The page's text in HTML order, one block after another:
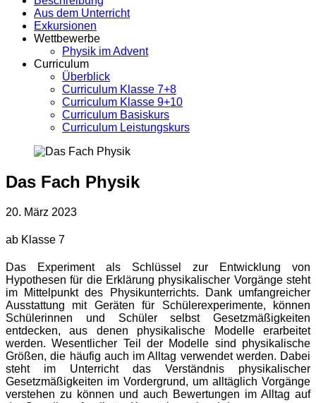
Aus dem Unterricht
Exkursionen
Wettbewerbe
Physik im Advent
Curriculum
Überblick
Curriculum Klasse 7+8
Curriculum Klasse 9+10
Curriculum Basiskurs
Curriculum Leistungskurs
Das Fach Physik
20. März 2023
ab Klasse 7
Das Experiment als Schlüssel zur Entwicklung von
Hypothesen für die Erklärung physikalischer Vorgänge steht
im Mittelpunkt des Physikunterrichts. Dank umfangreicher
Ausstattung mit Geräten für Schülerexperimente, können
Schülerinnen und Schüler selbst Gesetzmäßigkeiten
entdecken, aus denen physikalische Modelle erarbeitet
werden. Wesentlicher Teil der Modelle sind physikalische
Größen, die häufig auch im Alltag verwendet werden. Dabei
steht im Unterricht das Verständnis physikalischer
Gesetzmäßigkeiten im Vordergrund, um alltäglich Vorgänge
verstehen zu können und auch Bewertungen im Alltag auf